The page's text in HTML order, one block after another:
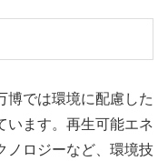
博では環境に配慮した
います。再生可能エネ
ノロジーなど、環境技